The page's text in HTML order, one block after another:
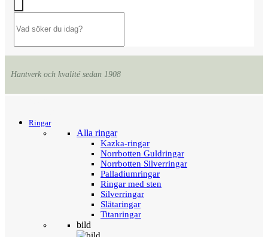
Hantverk och kvalité sedan 1908
Ringar
Alla ringar
Kazka-ringar
Norrbotten Guldringar
Norrbotten Silverringar
Palladiumringar
Ringar med sten
Silverringar
Slätaringar
Titanringar
bild